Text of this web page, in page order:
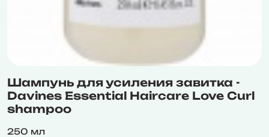
Шампунь для усиления завитка -
Davines Essential Haircare Love Curl
shampoo
250 мл